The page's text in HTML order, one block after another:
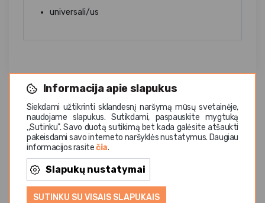
Informacija apie slapukus
Siekdami užtikrinti sklandesnį naršymą mūsų svetainėje,
naudojame slapukus. Sutikdami, paspauskite mygtuką
,,Sutinku". Savo duotą sutikimą bet kada galėsite atšaukti
pakeisdami savo interneto naršyklės nustatymus. Daugiau
informacijos rasitečia.
Slapukų nustatymai
SUTINKU SU VISAIS SLAPUKAIS
universali/us
Barcelona kolekcija sukurta dalijimosi maistu (sharing
concept) idėjai, kai įvairūs patiekalai pateikiami
bendram ragavimui ir degustacijai. Kolekciją sudaro
įvairių dydžių dubenys, lėkštės ir ovalūs serviravimo
indai, kurie lengvai tarpusavyje dera. Barcelona indai